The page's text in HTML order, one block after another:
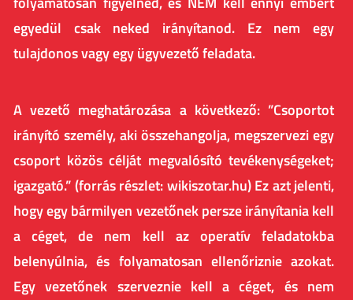
egyedül csak neked irányítanod. Ez nem egy
tulajdonos vagy egy ügyvezető feladata.
A vezető meghatározása a következő: ”Csoportot
irányító személy, aki összehangolja, megszervezi egy
csoport közös célját megvalósító tevékenységeket;
igazgató.” (forrás részlet: wikiszotar.hu) Ez azt jelenti,
hogy egy bármilyen vezetőnek persze irányítania kell
a céget, de nem kell az operatív feladatokba
belenyúlnia, és folyamatosan ellenőriznie azokat.
Egy vezetőnek szerveznie kell a céget, és nem